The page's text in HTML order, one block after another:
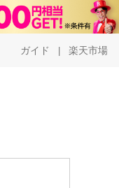
ガイド 楽天市場